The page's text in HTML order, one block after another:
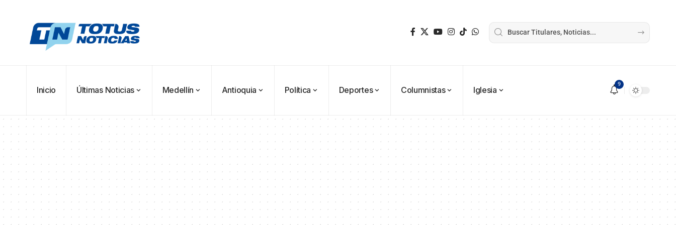
Inicio Últimas Noticias Medellín Antioquia Política Deportes Columnistas Iglesia
9